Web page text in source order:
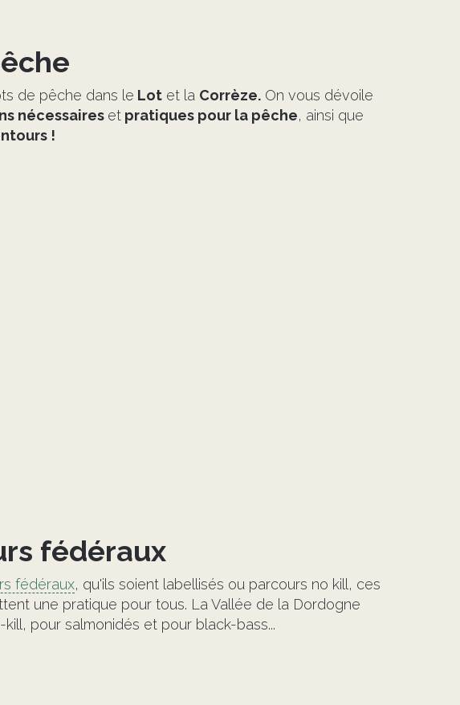
de pêche dans le Lot et la Corrèze. On vous dévoile
nécessaires et pratiques pour la pêche, ainsi que
!
fédéraux
fédéraux, qu'ils soient labellisés ou parcours no kill, ces
une pratique pour tous. La Vallée de la Dordogne
pour salmonidés et pour black-bass...